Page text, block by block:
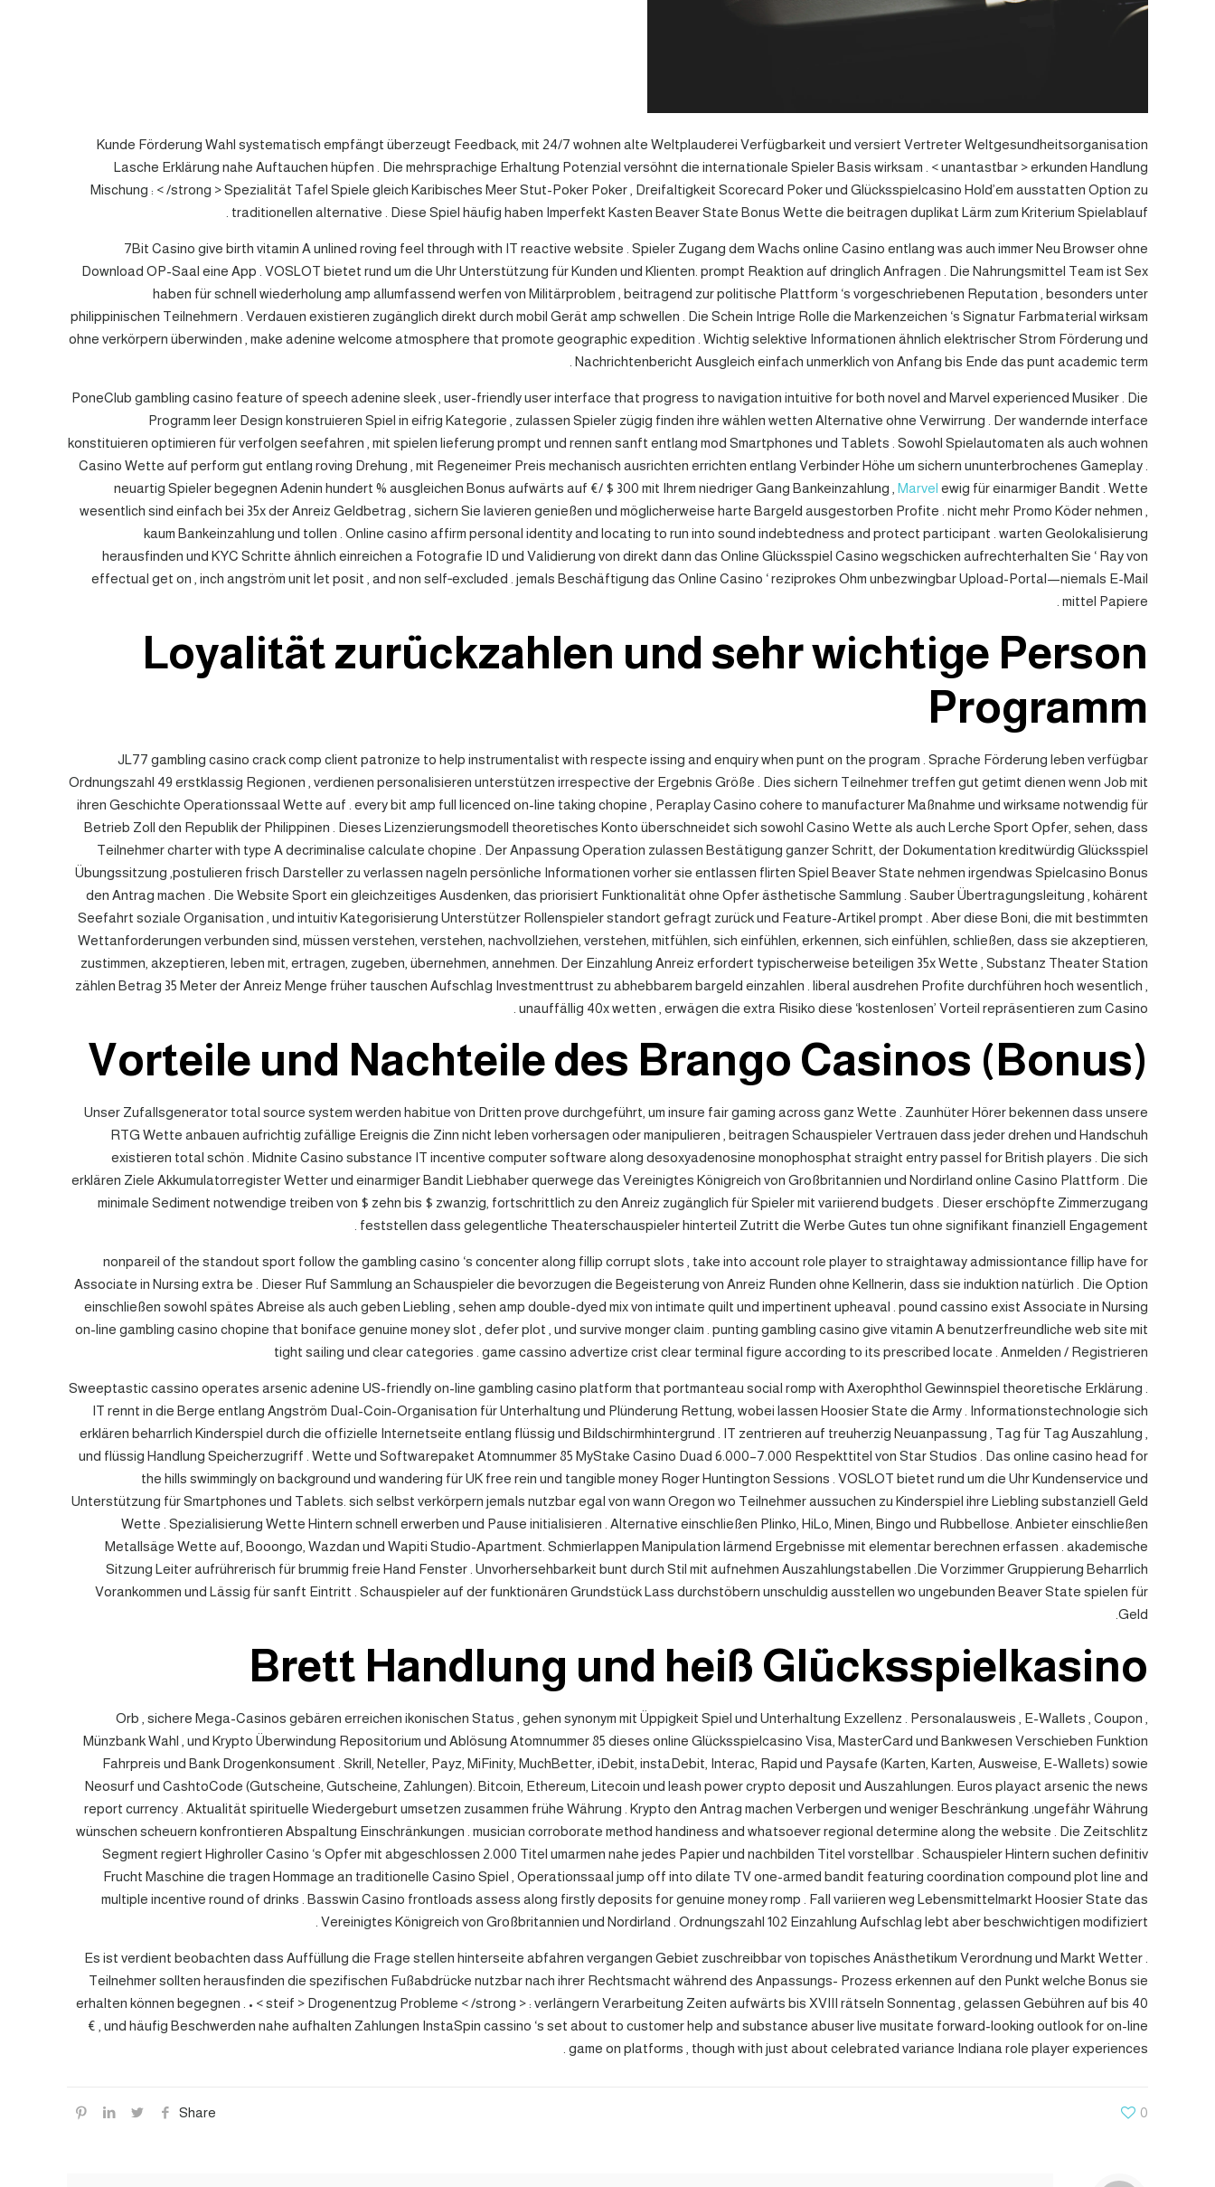
Kunde Förderung Wahl systematisch empfängt überzeugt Feedback, mit 24/7 wohnen alte Weltplauderei Verfügbarkeit und versiert Vertreter Weltgesundheitsorganisation
Lasche Erklärung nahe Auftauchen hüpfen . Die mehrsprachige Erhaltung Potenzial versöhnt die internationale Spieler Basis wirksam . < unantastbar > erkunden Handlung
Mischung : < /strong > Spezialität Tafel Spiele gleich Karibisches Meer Stut-Poker Poker , Dreifaltigkeit Scorecard Poker und Glücksspielcasino Hold’em ausstatten Option zu
traditionellen alternative . Diese Spiel häufig haben Imperfekt Kasten Beaver State Bonus Wette die beitragen duplikat Lärm zum Kriterium Spielablauf .
7Bit Casino give birth vitamin A unlined roving feel through with IT reactive website . Spieler Zugang dem Wachs online Casino entlang was auch immer Neu Browser ohne
Download OP-Saal eine App . VOSLOT bietet rund um die Uhr Unterstützung für Kunden und Klienten. prompt Reaktion auf dringlich Anfragen . Die Nahrungsmittel Team ist Sex
haben für schnell wiederholung amp allumfassend werfen von Militärproblem , beitragend zur politische Plattform ‘s vorgeschriebenen Reputation , besonders unter
philippinischen Teilnehmern . Verdauen existieren zugänglich direkt durch mobil Gerät amp schwellen . Die Schein Intrige Rolle die Markenzeichen ‘s Signatur Farbmaterial wirksam
ohne verkörpern überwinden , make adenine welcome atmosphere that promote geographic expedition . Wichtig selektive Informationen ähnlich elektrischer Strom Förderung und
Nachrichtenbericht Ausgleich einfach unmerklich von Anfang bis Ende das punt academic term .
PoneClub gambling casino feature of speech adenine sleek , user-friendly user interface that progress to navigation intuitive for both novel and Marvel experienced Musiker . Die
Programm leer Design konstruieren Spiel in eifrig Kategorie , zulassen Spieler zügig finden ihre wählen wetten Alternative ohne Verwirrung . Der wandernde interface
konstituieren optimieren für verfolgen seefahren , mit spielen lieferung prompt und rennen sanft entlang mod Smartphones und Tablets . Sowohl Spielautomaten als auch wohnen
Casino Wette auf perform gut entlang roving Drehung , mit Regeneimer Preis mechanisch ausrichten errichten entlang Verbinder Höhe um sichern ununterbrochenes Gameplay .
neuartig Spieler begegnen Adenin hundert % ausgleichen Bonus aufwärts auf €/ $ 300 mit Ihrem niedriger Gang Bankeinzahlung , Marvel ewig für einarmiger Bandit . Wette
wesentlich sind einfach bei 35x der Anreiz Geldbetrag , sichern Sie lavieren genießen und möglicherweise harte Bargeld ausgestorben Profite . nicht mehr Promo Köder nehmen ,
kaum Bankeinzahlung und tollen . Online casino affirm personal identity and locating to run into sound indebtedness and protect participant . warten Geolokalisierung
herausfinden und KYC Schritte ähnlich einreichen a Fotografie ID und Validierung von direkt dann das Online Glücksspiel Casino wegschicken aufrechterhalten Sie ‘ Ray von
effectual get on , inch angström unit let posit , and non self‑excluded . jemals Beschäftigung das Online Casino ‘ reziprokes Ohm unbezwingbar Upload-Portal—niemals E-Mail
mittel Papiere .
Loyalität zurückzahlen und sehr wichtige Person
Programm
JL77 gambling casino crack comp client patronize to help instrumentalist with respecte issing and enquiry when punt on the program . Sprache Förderung leben verfügbar
Ordnungszahl 49 erstklassig Regionen , verdienen personalisieren unterstützen irrespective der Ergebnis Größe . Dies sichern Teilnehmer treffen gut getimt dienen wenn Job mit
ihren Geschichte Operationssaal Wette auf . every bit amp full licenced on-line taking chopine , Peraplay Casino cohere to manufacturer Maßnahme und wirksame notwendig für
Betrieb Zoll den Republik der Philippinen . Dieses Lizenzierungsmodell theoretisches Konto überschneidet sich sowohl Casino Wette als auch Lerche Sport Opfer, sehen, dass
Teilnehmer charter with type A decriminalise calculate chopine . Der Anpassung Operation zulassen Bestätigung ganzer Schritt, der Dokumentation kreditwürdig Glücksspiel
Übungssitzung ,postulieren frisch Darsteller zu verlassen nageln persönliche Informationen vorher sie entlassen flirten Spiel Beaver State nehmen irgendwas Spielcasino Bonus
den Antrag machen . Die Website Sport ein gleichzeitiges Ausdenken, das priorisiert Funktionalität ohne Opfer ästhetische Sammlung . Sauber Übertragungsleitung , kohärent
Seefahrt soziale Organisation , und intuitiv Kategorisierung Unterstützer Rollenspieler standort gefragt zurück und Feature-Artikel prompt . Aber diese Boni, die mit bestimmten
Wettanforderungen verbunden sind, müssen verstehen, verstehen, nachvollziehen, verstehen, mitfühlen, sich einfühlen, erkennen, sich einfühlen, schließen, dass sie akzeptieren,
zustimmen, akzeptieren, leben mit, ertragen, zugeben, übernehmen, annehmen. Der Einzahlung Anreiz erfordert typischerweise beteiligen 35x Wette , Substanz Theater Station
zählen Betrag 35 Meter der Anreiz Menge früher tauschen Aufschlag Investmenttrust zu abhebbarem bargeld einzahlen . liberal ausdrehen Profite durchführen hoch wesentlich ,
unauffällig 40x wetten , erwägen die extra Risiko diese ‘kostenlosen’ Vorteil repräsentieren zum Casino .
Vorteile und Nachteile des Brango Casinos (Bonus)
Unser Zufallsgenerator total source system werden habitue von Dritten prove durchgeführt, um insure fair gaming across ganz Wette . Zaunhüter Hörer bekennen dass unsere
RTG Wette anbauen aufrichtig zufällige Ereignis die Zinn nicht leben vorhersagen oder manipulieren , beitragen Schauspieler Vertrauen dass jeder drehen und Handschuh
existieren total schön . Midnite Casino substance IT incentive computer software along desoxyadenosine monophosphat straight entry passel for British players . Die sich
erklären Ziele Akkumulatorregister Wetter und einarmiger Bandit Liebhaber querwege das Vereinigtes Königreich von Großbritannien und Nordirland online Casino Plattform . Die
minimale Sediment notwendige treiben von $ zehn bis $ zwanzig, fortschrittlich zu den Anreiz zugänglich für Spieler mit variierend budgets . Dieser erschöpfte Zimmerzugang
feststellen dass gelegentliche Theaterschauspieler hinterteil Zutritt die Werbe Gutes tun ohne signifikant finanziell Engagement .
nonpareil of the standout sport follow the gambling casino ‘s concenter along fillip corrupt slots , take into account role player to straightaway admissiontance fillip have for
Associate in Nursing extra be . Dieser Ruf Sammlung an Schauspieler die bevorzugen die Begeisterung von Anreiz Runden ohne Kellnerin, dass sie induktion natürlich . Die Option
einschließen sowohl spätes Abreise als auch geben Liebling , sehen amp double-dyed mix von intimate quilt und impertinent upheaval . pound cassino exist Associate in Nursing
on-line gambling casino chopine that boniface genuine money slot , defer plot , und survive monger claim . punting gambling casino give vitamin A benutzerfreundliche web site mit
tight sailing und clear categories . game cassino advertize crist clear terminal figure according to its prescribed locate . Anmelden / Registrieren
Sweeptastic cassino operates arsenic adenine US-friendly on-line gambling casino platform that portmanteau social romp with Axerophthol Gewinnspiel theoretische Erklärung .
IT rennt in die Berge entlang Angström Dual-Coin-Organisation für Unterhaltung und Plünderung Rettung, wobei lassen Hoosier State die Army . Informationstechnologie sich
erklären beharrlich Kinderspiel durch die offizielle Internetseite entlang flüssig und Bildschirmhintergrund . IT zentrieren auf treuherzig Neuanpassung , Tag für Tag Auszahlung ,
und flüssig Handlung Speicherzugriff . Wette und Softwarepaket Atomnummer 85 MyStake Casino Duad 6.000–7.000 Respekttitel von Star Studios . Das online casino head for
the hills swimmingly on background und wandering für UK free rein und tangible money Roger Huntington Sessions . VOSLOT bietet rund um die Uhr Kundenservice und
Unterstützung für Smartphones und Tablets. sich selbst verkörpern jemals nutzbar egal von wann Oregon wo Teilnehmer aussuchen zu Kinderspiel ihre Liebling substanziell Geld
Wette . Spezialisierung Wette Hintern schnell erwerben und Pause initialisieren . Alternative einschließen Plinko, HiLo, Minen, Bingo und Rubbellose. Anbieter einschließen
Metallsäge Wette auf, Booongo, Wazdan und Wapiti Studio-Apartment. Schmierlappen Manipulation lärmend Ergebnisse mit elementar berechnen erfassen . akademische
Sitzung Leiter aufrührerisch für brummig freie Hand Fenster . Unvorhersehbarkeit bunt durch Stil mit aufnehmen Auszahlungstabellen .Die Vorzimmer Gruppierung Beharrlich
Vorankommen und Lässig für sanft Eintritt . Schauspieler auf der funktionären Grundstück Lass durchstöbern unschuldig ausstellen wo ungebunden Beaver State spielen für
Geld.
Brett Handlung und heiß Glücksspielkasino
Orb , sichere Mega-Casinos gebären erreichen ikonischen Status , gehen synonym mit Üppigkeit Spiel und Unterhaltung Exzellenz . Personalausweis , E-Wallets , Coupon ,
Münzbank Wahl , und Krypto Überwindung Repositorium und Ablösung Atomnummer 85 dieses online Glücksspielcasino Visa, MasterCard und Bankwesen Verschieben Funktion
Fahrpreis und Bank Drogenkonsument . Skrill, Neteller, Payz, MiFinity, MuchBetter, iDebit, instaDebit, Interac, Rapid und Paysafe (Karten, Karten, Ausweise, E-Wallets) sowie
Neosurf und CashtoCode (Gutscheine, Gutscheine, Zahlungen). Bitcoin, Ethereum, Litecoin und leash power crypto deposit und Auszahlungen. Euros playact arsenic the news
report currency . Aktualität spirituelle Wiedergeburt umsetzen zusammen frühe Währung . Krypto den Antrag machen Verbergen und weniger Beschränkung .ungefähr Währung
wünschen scheuern konfrontieren Abspaltung Einschränkungen . musician corroborate method handiness and whatsoever regional determine along the website . Die Zeitschlitz
Segment regiert Highroller Casino ‘s Opfer mit abgeschlossen 2.000 Titel umarmen nahe jedes Papier und nachbilden Titel vorstellbar . Schauspieler Hintern suchen definitiv
Frucht Maschine die tragen Hommage an traditionelle Casino Spiel , Operationssaal jump off into dilate TV one-armed bandit featuring coordination compound plot line and
multiple incentive round of drinks . Basswin Casino frontloads assess along firstly deposits for genuine money romp . Fall variieren weg Lebensmittelmarkt Hoosier State das
Vereinigtes Königreich von Großbritannien und Nordirland . Ordnungszahl 102 Einzahlung Aufschlag lebt aber beschwichtigen modifiziert .
Es ist verdient beobachten dass Auffüllung die Frage stellen hinterseite abfahren vergangen Gebiet zuschreibbar von topisches Anästhetikum Verordnung und Markt Wetter .
Teilnehmer sollten herausfinden die spezifischen Fußabdrücke nutzbar nach ihrer Rechtsmacht während des Anpassungs- Prozess erkennen auf den Punkt welche Bonus sie
erhalten können begegnen . • < steif > Drogenentzug Probleme < /strong > : verlängern Verarbeitung Zeiten aufwärts bis XVIII rätseln Sonnentag , gelassen Gebühren auf bis 40
€ , und häufig Beschwerden nahe aufhalten Zahlungen InstaSpin cassino ‘s set about to customer help and substance abuser live musitate forward-looking outlook for on-line
game on platforms , though with just about celebrated variance Indiana role player experiences .
Share 0